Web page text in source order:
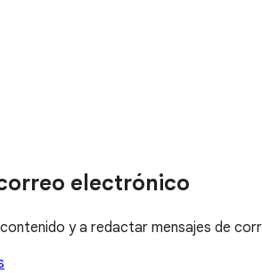
electrónico
y a redactar mensajes de